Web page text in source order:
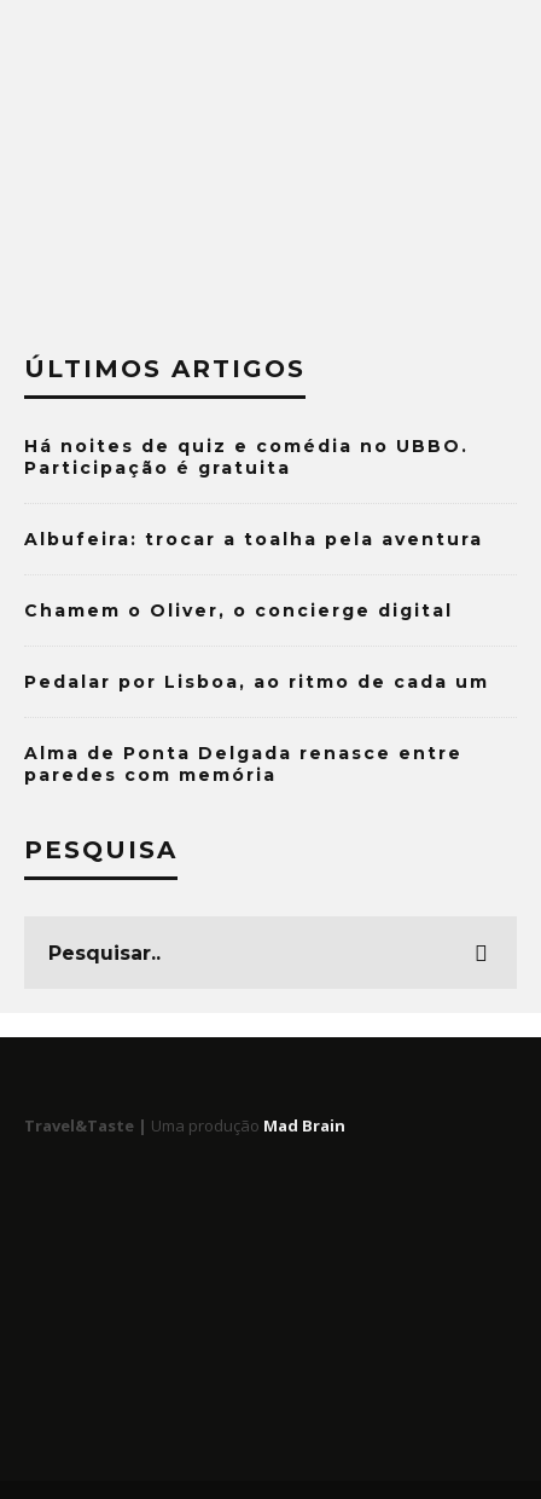
ÚLTIMOS ARTIGOS
Há noites de quiz e comédia no UBBO.
Participação é gratuita
Albufeira: trocar a toalha pela aventura
Chamem o Oliver, o concierge digital
Pedalar por Lisboa, ao ritmo de cada um
Alma de Ponta Delgada renasce entre
paredes com memória
PESQUISA
Travel&Taste | Uma produção Mad Brain